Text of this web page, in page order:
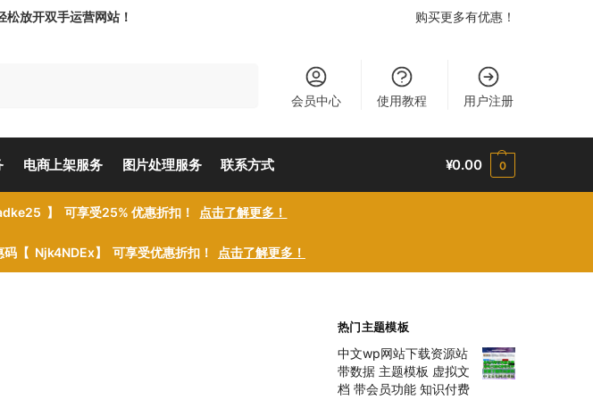
放开双手运营网站！ 购买更多有优惠！
会员中心 使用教程 用户注册
电商上架服务 图片处理服务 联系方式 ¥0.00 0
】 可享受25% 优惠折扣！ 点击了解更多！
【 Njk4NDEx】 可享受优惠折扣！ 点击了解更多！
热门主题模板
中文wp网站下载资源站
带数据 主题模板 虚拟文
档 带会员功能 知识付费